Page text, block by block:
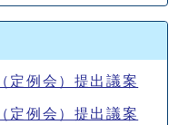
定例会）提出議案
定例会）提出議案